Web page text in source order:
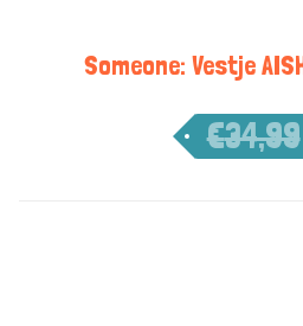
Someone: Vestje
€34,99